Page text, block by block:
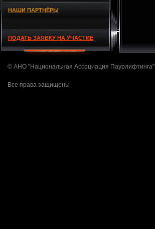
НАШИ ПАРТНЁРЫ
ПОДАТЬ ЗАЯВКУ НА УЧАСТИЕ
© АНО "Национальная Ассоциация Паурлифтинга"
Все права защищены